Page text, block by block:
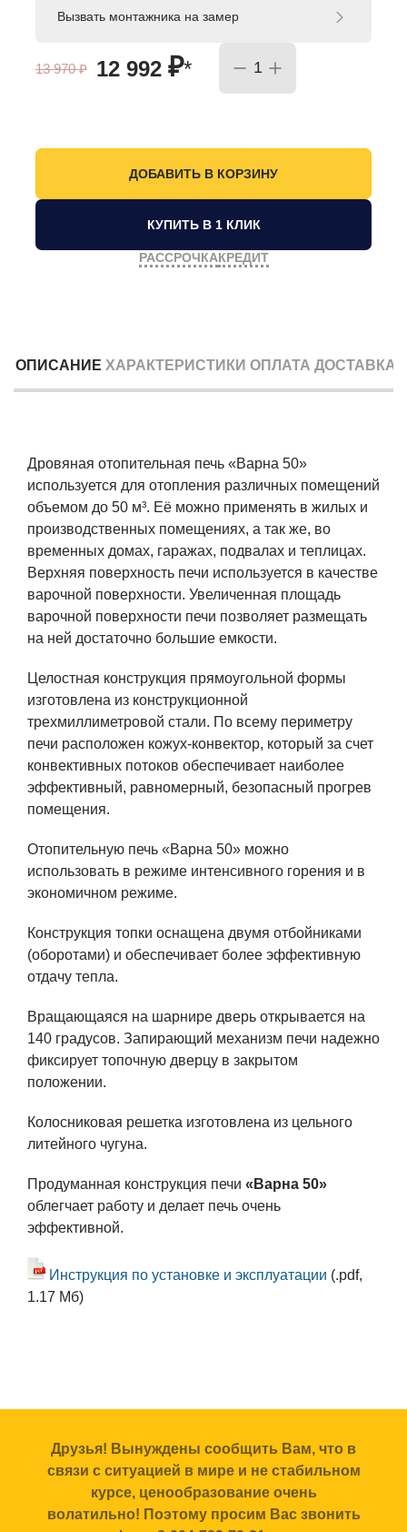
13 970₽ 12 992 ₽*
Вызвать монтажника на замер
КУПИТЬ В 1 КЛИК
РАССРОЧКАКРЕДИТ
ОПИСАНИЕ ХАРАКТЕРИСТИКИ ОПЛАТА ДОСТАВКА
Дровяная отопительная печь «Варна 50»
используется для отопления различных помещений
объемом до 50 м³. Её можно применять в жилых и
производственных помещениях, а так же, во
временных домах, гаражах, подвалах и теплицах.
Верхняя поверхность печи используется в качестве
варочной поверхности. Увеличенная площадь
варочной поверхности печи позволяет размещать
на ней достаточно большие емкости.
Целостная конструкция прямоугольной формы
изготовлена из конструкционной
трехмиллиметровой стали. По всему периметру
печи расположен кожух-конвектор, который за счет
конвективных потоков обеспечивает наиболее
эффективный, равномерный, безопасный прогрев
помещения.
Отопительную печь «Варна 50» можно
использовать в режиме интенсивного горения и в
экономичном режиме.
Конструкция топки оснащена двумя отбойниками
(оборотами) и обеспечивает более эффективную
отдачу тепла.
Вращающаяся на шарнире дверь открывается на
140 градусов. Запирающий механизм печи надежно
фиксирует топочную дверцу в закрытом
положении.
Колосниковая решетка изготовлена из цельного
литейного чугуна.
Продуманная конструкция печи «Варна 50»
облегчает работу и делает печь очень
эффективной.
Инструкция по установке и эксплуатации (.pdf,
1.17 Мб)
Друзья! Вынуждены сообщить Вам, что в
связи с ситуацией в мире и не стабильном
курсе, ценообразование очень
волатильно! Поэтому просим Вас звонить